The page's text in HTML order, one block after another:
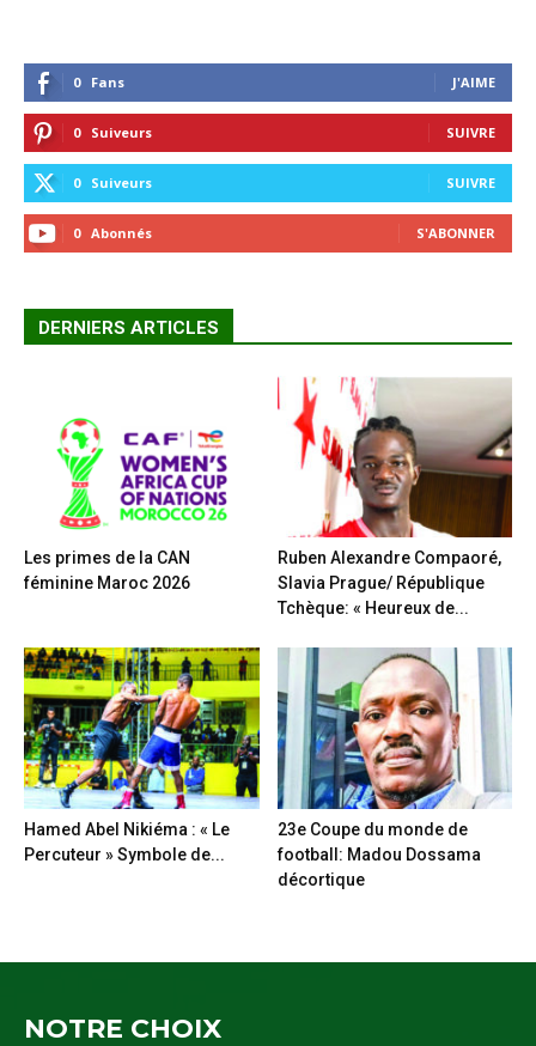
0 Fans J'AIME
0 Suiveurs SUIVRE
0 Suiveurs SUIVRE
0 Abonnés S'ABONNER
DERNIERS ARTICLES
Les primes de la CAN
féminine Maroc 2026
Ruben Alexandre Compaoré,
Slavia Prague/ République
Tchèque: « Heureux de...
Hamed Abel Nikiéma : « Le
Percuteur » Symbole de...
23e Coupe du monde de
football: Madou Dossama
décortique
NOTRE CHOIX